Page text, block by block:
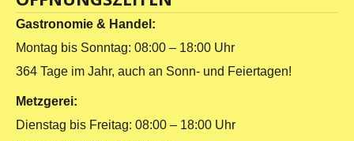
Gastronomie & Handel:
Montag bis Sonntag: 08:00 – 18:00 Uhr
364 Tage im Jahr, auch an Sonn- und Feiertagen!
Metzgerei:
Dienstag bis Freitag: 08:00 – 18:00 Uhr